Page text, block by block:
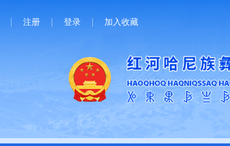
注册 登录 加入收藏